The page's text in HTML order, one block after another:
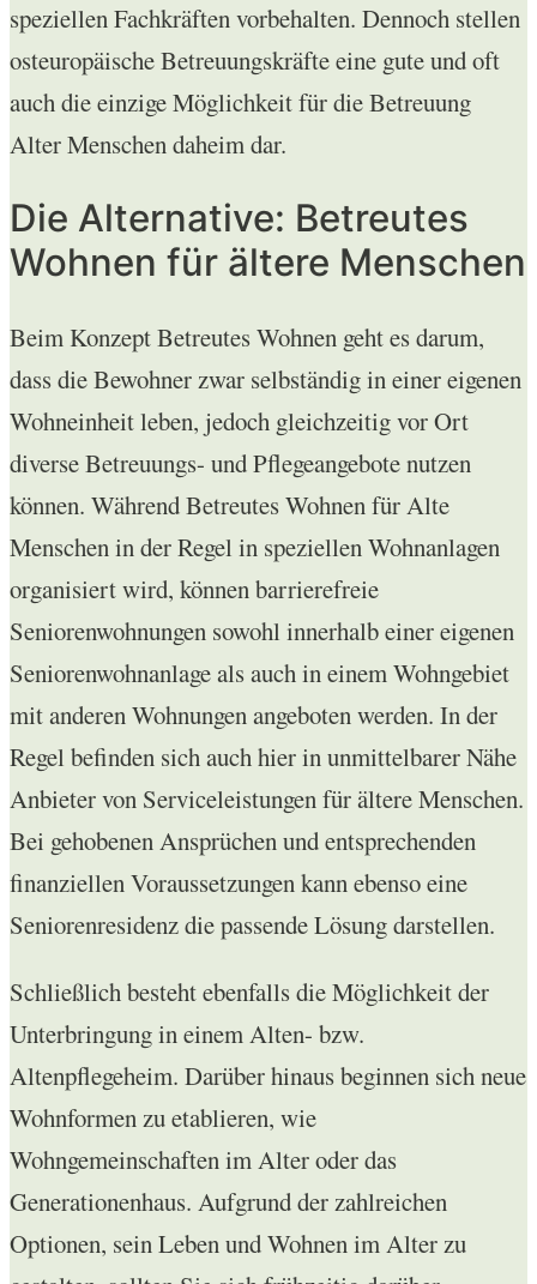
speziellen Fachkräften vorbehalten. Dennoch stellen
osteuropäische Betreuungskräfte eine gute und oft
auch die einzige Möglichkeit für die Betreuung
Alter Menschen daheim dar.
Die Alternative: Betreutes
Wohnen für ältere Menschen
Beim Konzept Betreutes Wohnen geht es darum,
dass die Bewohner zwar selbständig in einer eigenen
Wohneinheit leben, jedoch gleichzeitig vor Ort
diverse Betreuungs- und Pflegeangebote nutzen
können. Während Betreutes Wohnen für Alte
Menschen in der Regel in speziellen Wohnanlagen
organisiert wird, können barrierefreie
Seniorenwohnungen sowohl innerhalb einer eigenen
Seniorenwohnanlage als auch in einem Wohngebiet
mit anderen Wohnungen angeboten werden. In der
Regel befinden sich auch hier in unmittelbarer Nähe
Anbieter von Serviceleistungen für ältere Menschen.
Bei gehobenen Ansprüchen und entsprechenden
finanziellen Voraussetzungen kann ebenso eine
Seniorenresidenz die passende Lösung darstellen.
Schließlich besteht ebenfalls die Möglichkeit der
Unterbringung in einem Alten- bzw.
Altenpflegeheim. Darüber hinaus beginnen sich neue
Wohnformen zu etablieren, wie
Wohngemeinschaften im Alter oder das
Generationenhaus. Aufgrund der zahlreichen
Optionen, sein Leben und Wohnen im Alter zu